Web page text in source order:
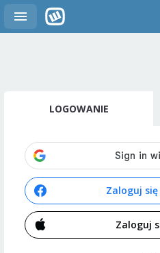
LOGOWANIE
Zaloguj
Zaloguj